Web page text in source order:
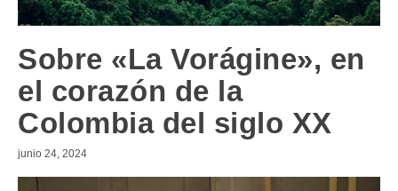
Sobre «La Vorágine», en
el corazón de la
Colombia del siglo XX
junio 24, 2024